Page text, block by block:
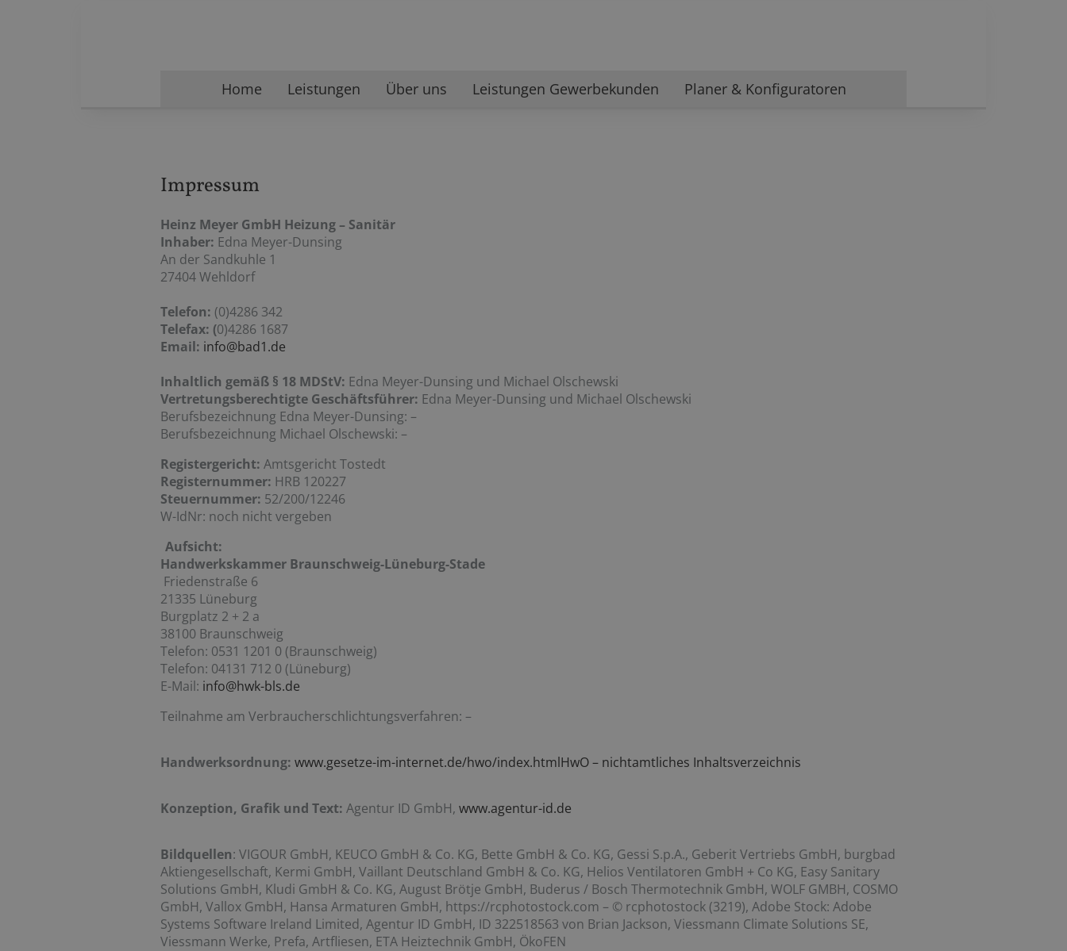
Home Leistungen Über uns Leistungen Gewerbekunden Planer & Konfiguratoren
Impressum
Heinz Meyer GmbH Heizung – Sanitär
Inhaber: Edna Meyer-Dunsing
An der Sandkuhle 1
27404 Wehldorf
Telefon: (0)4286 342
Telefax: (0)4286 1687
Email: info@bad1.de
Inhaltlich gemäß § 18 MDStV: Edna Meyer-Dunsing und Michael Olschewski
Vertretungsberechtigte Geschäftsführer: Edna Meyer-Dunsing und Michael Olschewski
Berufsbezeichnung Edna Meyer-Dunsing: –
Berufsbezeichnung Michael Olschewski: –
Registergericht: Amtsgericht Tostedt
Registernummer: HRB 120227
Steuernummer: 52/200/12246
W-IdNr: noch nicht vergeben
Aufsicht:
Handwerkskammer Braunschweig-Lüneburg-Stade
Friedenstraße 6
21335 Lüneburg
Burgplatz 2 + 2 a
38100 Braunschweig
Telefon: 0531 1201 0 (Braunschweig)
Telefon: 04131 712 0 (Lüneburg)
E-Mail: info@hwk-bls.de
Teilnahme am Verbraucherschlichtungsverfahren: –
Handwerksordnung: www.gesetze-im-internet.de/hwo/index.htmlHwO – nichtamtliches Inhaltsverzeichnis
Konzeption, Grafik und Text: Agentur ID GmbH, www.agentur-id.de
Bildquellen: VIGOUR GmbH, KEUCO GmbH & Co. KG, Bette GmbH & Co. KG, Gessi S.p.A., Geberit Vertriebs GmbH, burgbad
Aktiengesellschaft, Kermi GmbH, Vaillant Deutschland GmbH & Co. KG, Helios Ventilatoren GmbH + Co KG, Easy Sanitary
Solutions GmbH, Kludi GmbH & Co. KG, August Brötje GmbH, Buderus / Bosch Thermotechnik GmbH, WOLF GMBH, COSMO
GmbH, Vallox GmbH, Hansa Armaturen GmbH, https://rcphotostock.com – © rcphotostock (3219), Adobe Stock: Adobe
Systems Software Ireland Limited, Agentur ID GmbH, ID 322518563 von Brian Jackson, Viessmann Climate Solutions SE,
Viessmann Werke, Prefa, Artfliesen, ETA Heiztechnik GmbH, ÖkoFEN